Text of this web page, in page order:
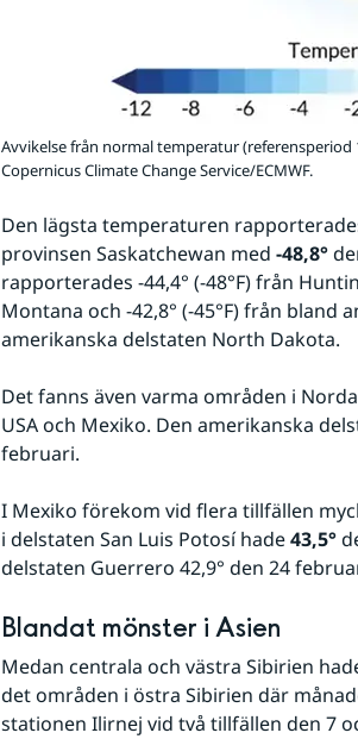
Avvikelse från normal temperatur (referensperiod
Copernicus Climate Change Service/ECMWF.
Den lägsta temperaturen
provinsen Saskatchewan med -48,8°
rapporterades -44,4° (-48°F) från
Montana och -42,8° (-45°F) från bland
amerikanska delstaten North Dakota.
Det fanns även varma områden i
USA och Mexiko. Den amerikanska
februari.
I Mexiko förekom vid flera tillfällen
i delstaten San Luis Potosí hade 43,5°
delstaten Guerrero 42,9° den 24
Blandat mönster i Asien
Medan centrala och västra Sibirien
det områden i östra Sibirien där
stationen Ilirnej vid två tillfällen den 7